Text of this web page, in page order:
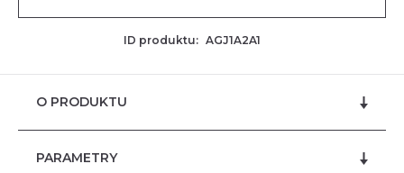
ID produktu: AGJ1A2A1
O PRODUKTU
PARAMETRY